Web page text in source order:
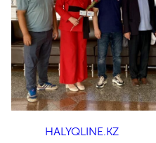
HALYQLINE.KZ